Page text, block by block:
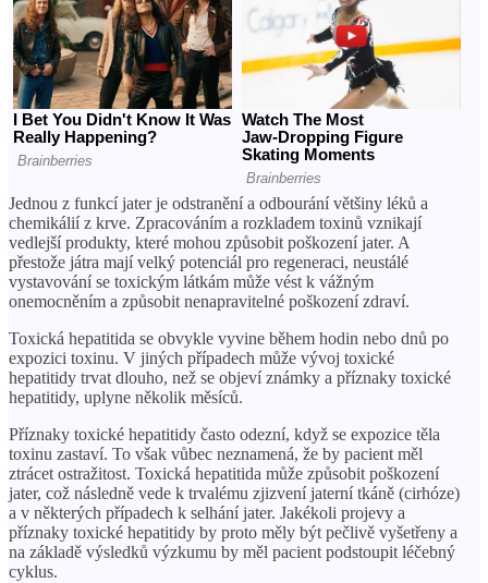
Jednou z funkcí jater je odstranění a odbourání většiny léků a
chemikálií z krve. Zpracováním a rozkladem toxinů vznikají
vedlejší produkty, které mohou způsobit poškození jater. A
přestože játra mají velký potenciál pro regeneraci, neustálé
vystavování se toxickým látkám může vést k vážným
onemocněním a způsobit nenapravitelné poškození zdraví.
Toxická hepatitida se obvykle vyvine během hodin nebo dnů po
expozici toxinu. V jiných případech může vývoj toxické
hepatitidy trvat dlouho, než se objeví známky a příznaky toxické
hepatitidy, uplyne několik měsíců.
Příznaky toxické hepatitidy často odezní, když se expozice těla
toxinu zastaví. To však vůbec neznamená, že by pacient měl
ztrácet ostražitost. Toxická hepatitida může způsobit poškození
jater, což následně vede k trvalému zjizvení jaterní tkáně (cirhóze)
a v některých případech k selhání jater. Jakékoli projevy a
příznaky toxické hepatitidy by proto měly být pečlivě vyšetřeny a
na základě výsledků výzkumu by měl pacient podstoupit léčebný
cyklus.